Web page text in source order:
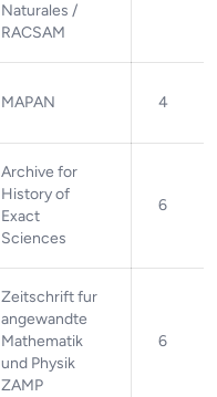
Naturales /
RACSAM
MAPAN 4
Archive for
History of
Exact
Sciences
6
Zeitschrift fur
angewandte
Mathematik
und Physik
ZAMP
6